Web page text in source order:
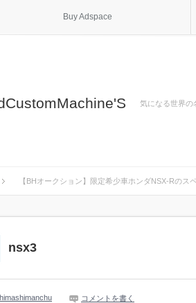
Buy Adspace
気になる世界の
【BHオークション】限定希少車ホンダNSX-Rのス
nsx3
コメントを書く